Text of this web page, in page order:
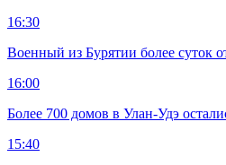
16:30
Военный из Бурятии более суток
16:00
Более 700 домов в Улан-Удэ
15:40